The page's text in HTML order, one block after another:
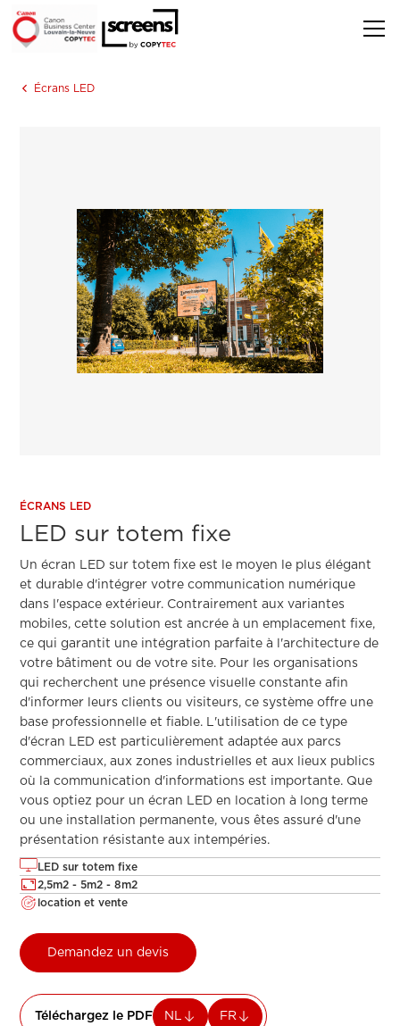
Écrans LED
ÉCRANS LED
LED sur totem fixe
Un écran LED sur totem fixe est le moyen le plus élégant
et durable d'intégrer votre communication numérique
dans l'espace extérieur. Contrairement aux variantes
mobiles, cette solution est ancrée à un emplacement fixe,
ce qui garantit une intégration parfaite à l'architecture de
votre bâtiment ou de votre site. Pour les organisations
qui recherchent une présence visuelle constante afin
d'informer leurs clients ou visiteurs, ce système offre une
base professionnelle et fiable. L'utilisation de ce type
d'écran LED est particulièrement adaptée aux parcs
commerciaux, aux zones industrielles et aux lieux publics
où la communication d'informations est importante. Que
vous optiez pour un écran LED en location à long terme
ou une installation permanente, vous êtes assuré d'une
présentation résistante aux intempéries.
LED sur totem fixe
2,5m2 - 5m2 - 8m2
location et vente
Demandez un devis
Téléchargez le PDF NL FR